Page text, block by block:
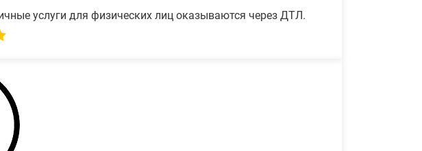
услуги для физических лиц оказываются через ДТЛ.